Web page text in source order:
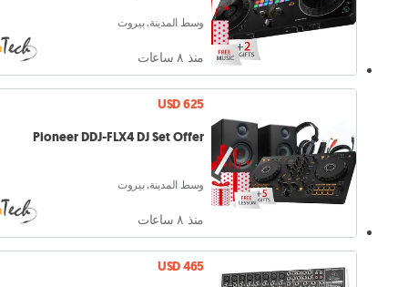
وسط المدينة, بيروت
منذ ٨ ساعات
USD 625
Pioneer DDJ-FLX4 DJ Set Offer
وسط المدينة, بيروت
منذ ٨ ساعات
USD 465